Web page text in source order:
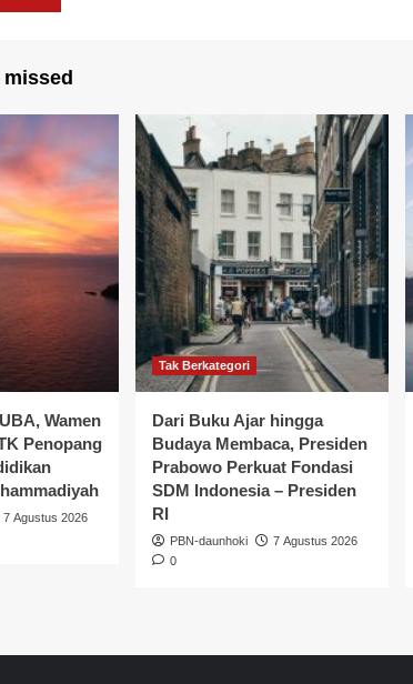
missed
Wamen
Penopang
7 Agustus 2026
Tak Berkategori
Dari Buku Ajar hingga
Budaya Membaca, Presiden
Prabowo Perkuat Fondasi
SDM Indonesia – Presiden
RI
PBN-daunhoki
7 Agustus 2026
0